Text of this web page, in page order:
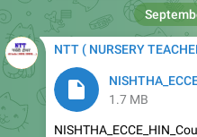
NTT ( NURSERY